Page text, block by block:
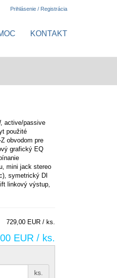
Prihlásenie / Registrácia
KONTAKT
active/passive
použité
obvodom pre
grafický EQ
mini jack stereo
symetrický DI
linkový výstup,
729,00 EUR / ks.
EUR / ks.
ks.